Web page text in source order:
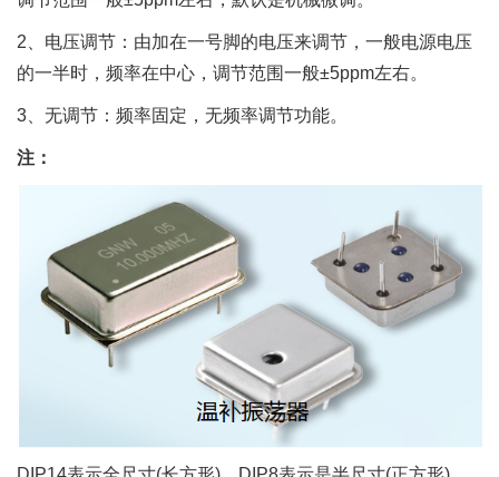
2、电压调节：由加在一号脚的电压来调节，一般电源电压
的一半时，频率在中心，调节范围一般±5ppm左右。
3、无调节：频率固定，无频率调节功能。
注：